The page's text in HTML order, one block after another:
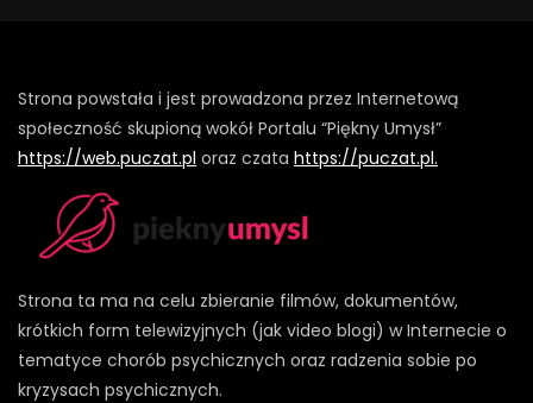
Strona powstała i jest prowadzona przez Internetową
społeczność skupioną wokół Portalu “Piękny Umysł”
https://web.puczat.pl oraz czata https://puczat.pl.
Strona ta ma na celu zbieranie filmów, dokumentów,
krótkich form telewizyjnych (jak video blogi) w Internecie o
tematyce chorób psychicznych oraz radzenia sobie po
kryzysach psychicznych.